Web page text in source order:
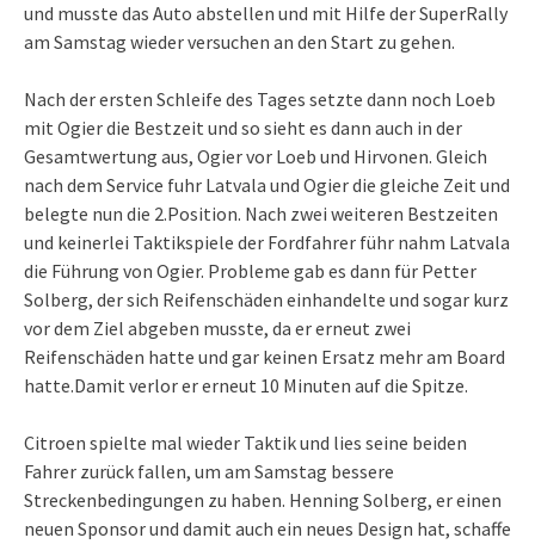
und musste das Auto abstellen und mit Hilfe der SuperRally
am Samstag wieder versuchen an den Start zu gehen.
Nach der ersten Schleife des Tages setzte dann noch Loeb
mit Ogier die Bestzeit und so sieht es dann auch in der
Gesamtwertung aus, Ogier vor Loeb und Hirvonen. Gleich
nach dem Service fuhr Latvala und Ogier die gleiche Zeit und
belegte nun die 2.Position. Nach zwei weiteren Bestzeiten
und keinerlei Taktikspiele der Fordfahrer führ nahm Latvala
die Führung von Ogier. Probleme gab es dann für Petter
Solberg, der sich Reifenschäden einhandelte und sogar kurz
vor dem Ziel abgeben musste, da er erneut zwei
Reifenschäden hatte und gar keinen Ersatz mehr am Board
hatte.Damit verlor er erneut 10 Minuten auf die Spitze.
Citroen spielte mal wieder Taktik und lies seine beiden
Fahrer zurück fallen, um am Samstag bessere
Streckenbedingungen zu haben. Henning Solberg, er einen
neuen Sponsor und damit auch ein neues Design hat, schaffe